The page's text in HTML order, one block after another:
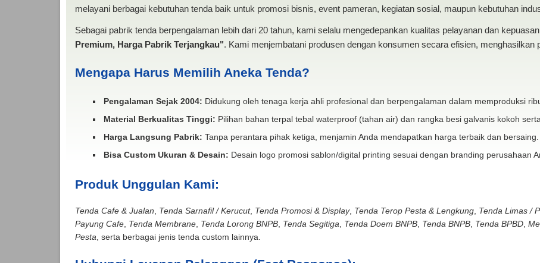
melayani berbagai kebutuhan tenda baik untuk promosi bisnis, event pameran, kegiatan sosial, maupun kebutuhan
Sebagai pabrik tenda berpengalaman lebih dari 20 tahun, kami selalu mengedepankan kualitas pelayanan dan
Premium, Harga Pabrik Terjangkau". Kami menjembatani produsen dengan konsumen secara efisien, menghasilkan
Mengapa Harus Memilih Aneka Tenda?
Pengalaman Sejak 2004: Didukung oleh tenaga kerja ahli profesional dan berpengalaman dalam memproduksi
Material Berkualitas Tinggi: Pilihan bahan terpal tebal waterproof (tahan air) dan rangka besi galvanis kokoh
Harga Langsung Pabrik: Tanpa perantara pihak ketiga, menjamin Anda mendapatkan harga terbaik dan bersaing.
Bisa Custom Ukuran & Desain: Desain logo promosi sablon/digital printing sesuai dengan branding perusahaan
Produk Unggulan Kami:
Tenda Cafe & Jualan Tenda Sarnafil / Kerucut, Tenda Promosi & Display, Tenda Terop Pesta & Lengkung, Tenda Limas /
Payung Cafe, Tenda Membrane, Tenda Lorong BNPB, Tenda Segitiga Tenda Doem BNPB, Tenda BNPB, Tenda BPBD,
Pesta , serta berbagai jenis tenda custom lainnya.